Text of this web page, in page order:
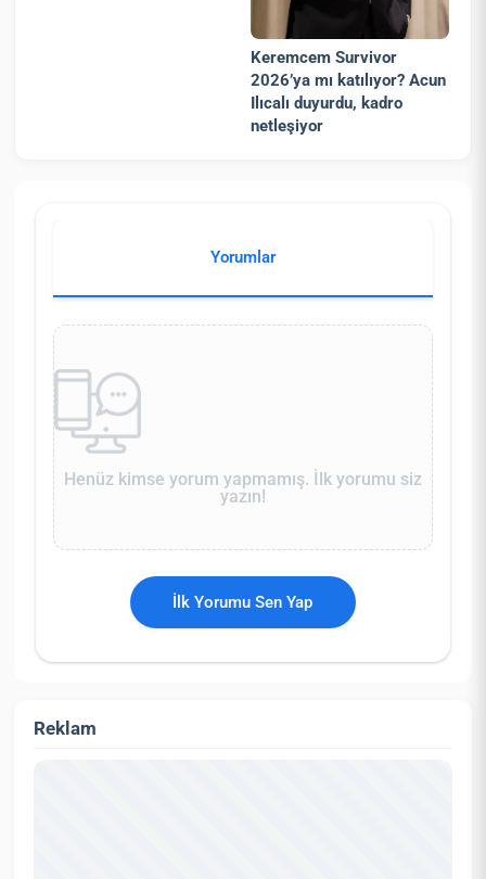
Keremcem Survivor
2026’ya mı katılıyor? Acun
Ilıcalı duyurdu, kadro
netleşiyor
Yorumlar
Henüz kimse yorum yapmamış. İlk yorumu siz
yazın!
İlk Yorumu Sen Yap
Reklam